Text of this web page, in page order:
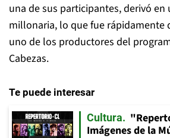
una de sus participantes, derivó en
millonaria, lo que fue rápidamente
uno de los productores del
Cabezas.
Te puede interesar
Cultura
Imágenes de la